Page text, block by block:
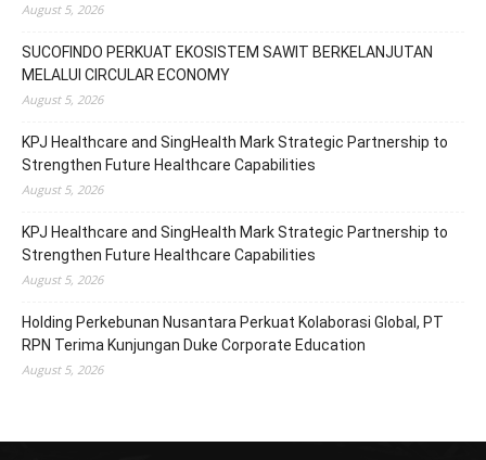
August 5, 2026
SUCOFINDO PERKUAT EKOSISTEM SAWIT BERKELANJUTAN
MELALUI CIRCULAR ECONOMY
August 5, 2026
KPJ Healthcare and SingHealth Mark Strategic Partnership to
Strengthen Future Healthcare Capabilities
August 5, 2026
KPJ Healthcare and SingHealth Mark Strategic Partnership to
Strengthen Future Healthcare Capabilities
August 5, 2026
Holding Perkebunan Nusantara Perkuat Kolaborasi Global, PT
RPN Terima Kunjungan Duke Corporate Education
August 5, 2026